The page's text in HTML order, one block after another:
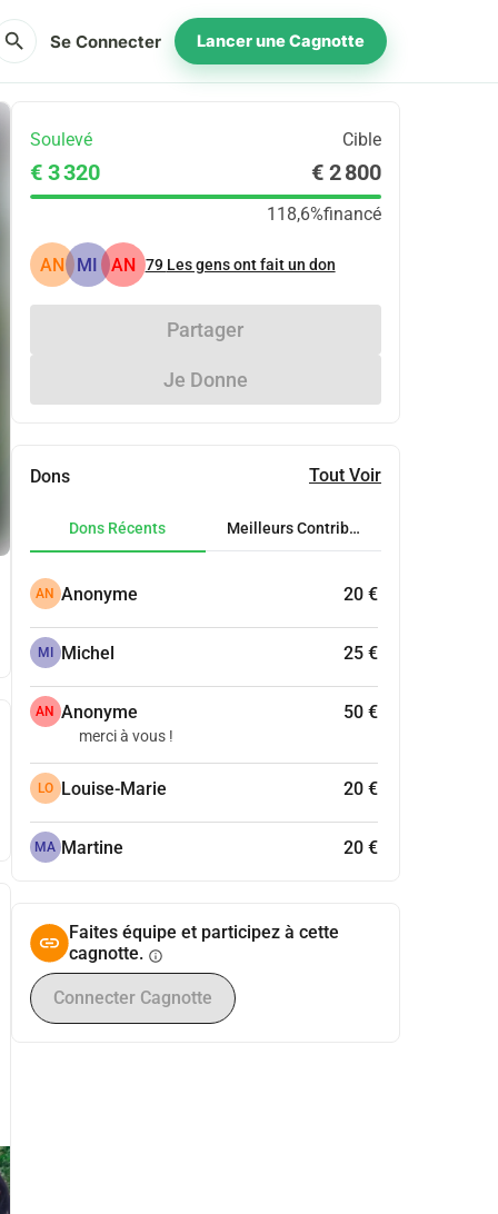
search Se Connecter Lancer une Cagnotte
Soulevé Cible
€ 3 320 € 2 800
118,6%financé
AN MI AN 79 Les gens ont fait un don
Partager
Je Donne
Dons Tout Voir
Dons Récents Meilleurs Contributeurs
AN Anonyme 20 €
MI Michel 25 €
AN Anonyme 50 €
merci à vous !
LO Louise-Marie 20 €
MA Martine 20 €
Faites équipe et participez à cette
cagnotte. info
Connecter Cagnotte